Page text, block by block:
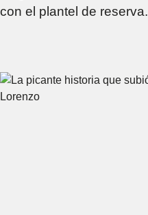
con el plantel de reserva.